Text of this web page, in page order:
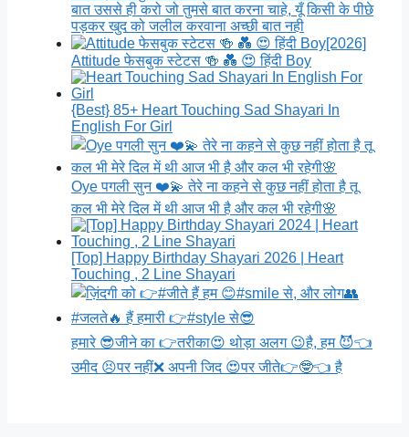
बात उससे ही करो जो तुमसे बात करना चाहे, यूँ किसी के पीछे
पड़कर खुद को जलील करवाना अच्छी बात नही
[2026]
Attitude फेसबुक स्टेटस 🍻 💑 😍 हिंदी Boy
{Best} 85+ Heart Touching Sad Shayari In
English For Girl
Oye पगली सुन ❤️💫 तेरे ना कहने से कुछ नहीं होता है तू
कल भी मेरे दिल में थी आज भी है और कल भी रहेगी🌸
[Top] Happy Birthday Shayari 2026 | Heart
Touching , 2 Line Shayari
हमारे 😎जीने का 👉तरीका😍 थोड़ा अलग 😉है, हम 😈👈
उमीद 😣पर नहीं❌ अपनी जिद 😍पर जीते👉🤓👈 है